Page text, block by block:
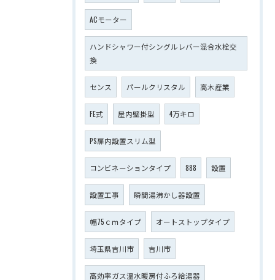
ACモーター
ハンドシャワー付シングルレバー混合水栓交
換
センス パールクリスタル 高木産業
FE式 屋内壁掛型 4万キロ
PS扉内設置スリム型
コンビネーションタイプ 888 設置
設置工事 瞬間湯沸かし器設置
幅75ｃｍタイプ オートストップタイプ
埼玉県吉川市 吉川市
高効率ガス温水暖房付ふろ給湯器